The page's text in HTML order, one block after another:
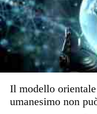
Il modello
umanesimo non